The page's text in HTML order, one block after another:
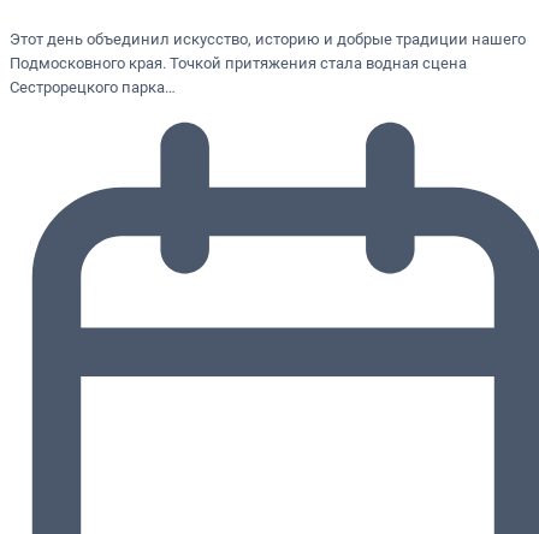
Этот день объединил искусство, историю и добрые традиции нашего
Подмосковного края. Точкой притяжения стала водная сцена
Сестрорецкого парка…